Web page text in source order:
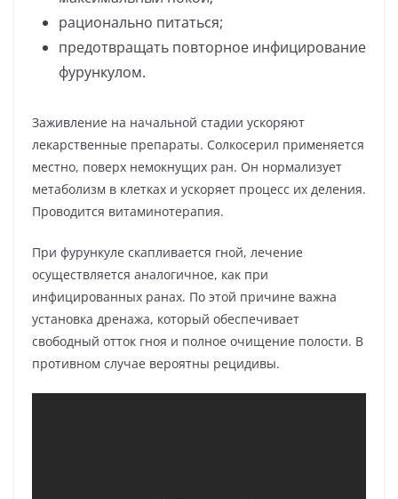
рационально питаться;
предотвращать повторное инфицирование
фурункулом.
Заживление на начальной стадии ускоряют
лекарственные препараты. Солкосерил применяется
местно, поверх немокнущих ран. Он нормализует
метаболизм в клетках и ускоряет процесс их деления.
Проводится витаминотерапия.
При фурункуле скапливается гной, лечение
осуществляется аналогичное, как при
инфицированных ранах. По этой причине важна
установка дренажа, который обеспечивает
свободный отток гноя и полное очищение полости. В
противном случае вероятны рецидивы.